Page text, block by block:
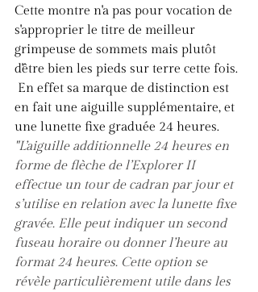
Cette montre n'a pas pour vocation de
s'approprier le titre de meilleur
grimpeuse de sommets mais plutôt
d'être bien les pieds sur terre cette fois.
En effet sa marque de distinction est
en fait une aiguille supplémentaire, et
une lunette fixe graduée 24 heures.
"L’aiguille additionnelle 24 heures en
forme de flèche de l’Explorer II
effectue un tour de cadran par jour et
s’utilise en relation avec la lunette fixe
gravée. Elle peut indiquer un second
fuseau horaire ou donner l’heure au
format 24 heures. Cette option se
révèle particulièrement utile dans les